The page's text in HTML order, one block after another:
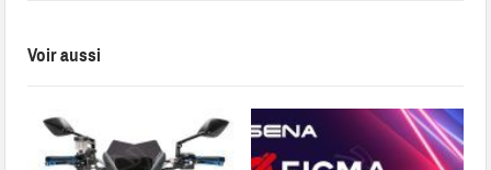
Voir aussi